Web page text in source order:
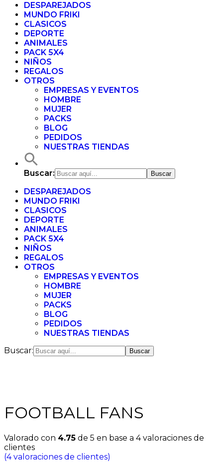
DESPAREJADOS
MUNDO FRIKI
CLASICOS
DEPORTE
ANIMALES
PACK 5X4
NIÑOS
REGALOS
OTROS
EMPRESAS Y EVENTOS
HOMBRE
MUJER
PACKS
BLOG
PEDIDOS
NUESTRAS TIENDAS
Buscar:
DESPAREJADOS
MUNDO FRIKI
CLASICOS
DEPORTE
ANIMALES
PACK 5X4
NIÑOS
REGALOS
OTROS
EMPRESAS Y EVENTOS
HOMBRE
MUJER
PACKS
BLOG
PEDIDOS
NUESTRAS TIENDAS
Buscar:
FOOTBALL FANS
Valorado con 4.75 de 5 en base a 4valoraciones de
clientes
(4valoraciones de clientes)